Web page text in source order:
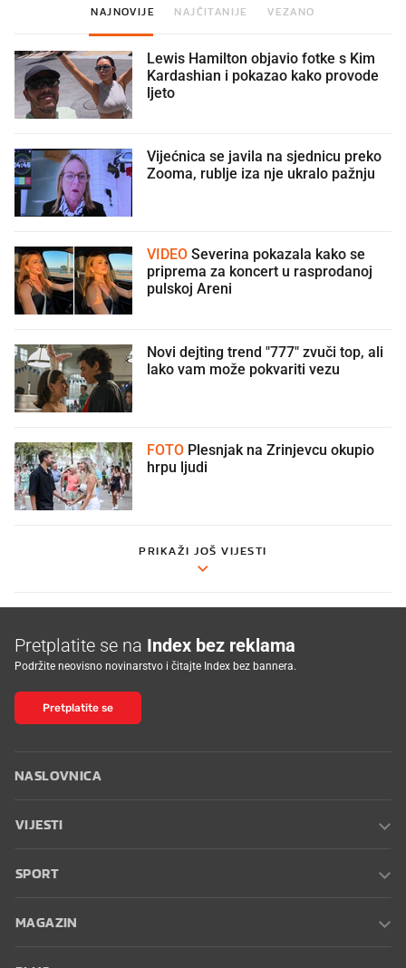
NAJNOVIJE NAJČITANIJE VEZANO
Lewis Hamilton objavio fotke s Kim
Kardashian i pokazao kako provode
ljeto
Vijećnica se javila na sjednicu preko
Zooma, rublje iza nje ukralo pažnju
VIDEO
priprema za koncert u rasprodanoj
pulskoj Areni
Novi dejting trend "777" zvuči top, ali
lako vam može pokvariti vezu
FOTO
hrpu ljudi
PRIKAŽI JOŠ VIJESTI
Pretplatite se na Index bez reklama
Podržite neovisno novinarstvo i čitajte Index bez bannera.
Pretplatite se
NASLOVNICA
VIJESTI
SPORT
MAGAZIN